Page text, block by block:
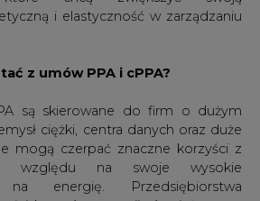
i elastyczność w zarządzaniu
z umów PPA i cPPA?
są skierowane do firm o dużym
ciężki, centra danych oraz duże
mogą czerpać znaczne korzyści z
na swoje wysokie
na energię. Przedsiębiorstwa